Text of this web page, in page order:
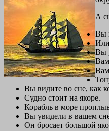
А
Вы
Или
Вы
Вам
Вы видите во сне, как
Судно стоит на якоре.
Корабль в море
Вы увидели в вашем
Он бросает большой